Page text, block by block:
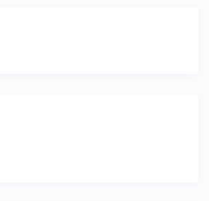
de luz o agua o gas que acredite
sin COMISIONES ni ESTAFAS.